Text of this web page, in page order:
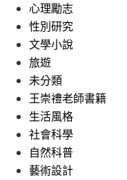
心理勵志
性別研究
文學小說
旅遊
未分類
王崇禮老師書籍
生活風格
社會科學
自然科普
藝術設計